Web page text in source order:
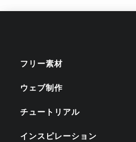
フリー素材
ウェブ制作
チュートリアル
インスピレーション